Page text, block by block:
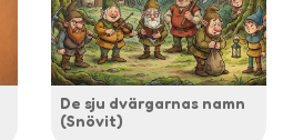
De sju dvärgarnas namn
(Snövit)